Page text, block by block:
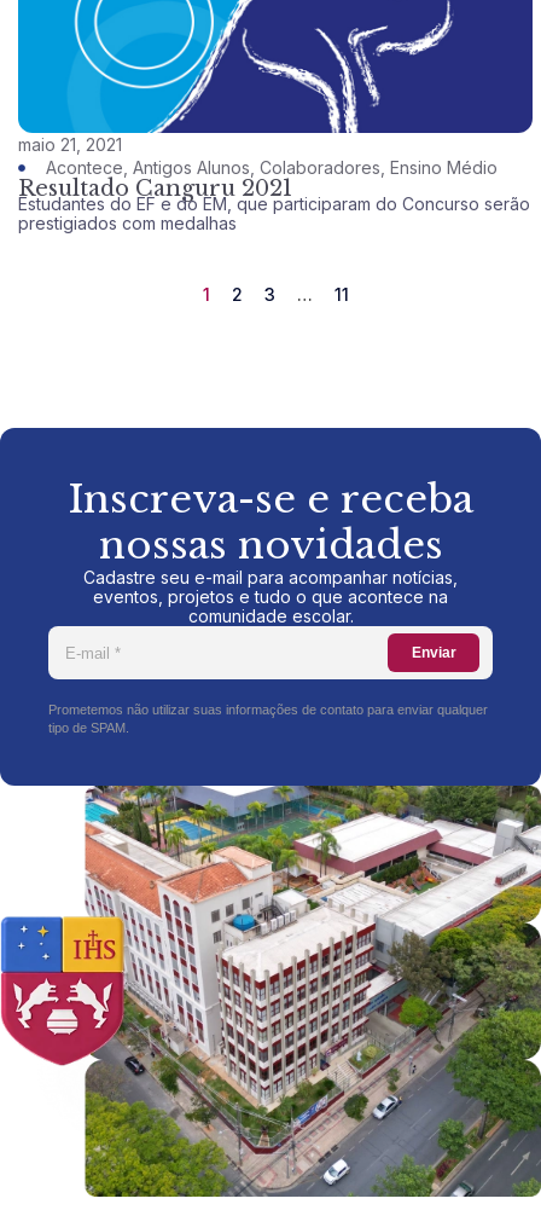
maio 21, 2021
Acontece Antigos Alunos Colaboradores Ensino Médio
Resultado Canguru 2021
Estudantes do EF e do EM, que participaram do Concurso serão
prestigiados com medalhas
1 2 3 … 11
Inscreva-se e receba
nossas novidades
Cadastre seu e-mail para acompanhar notícias,
eventos, projetos e tudo o que acontece na
comunidade escolar.
Enviar
Prometemos não utilizar suas informações de contato para enviar qualquer
tipo de SPAM.